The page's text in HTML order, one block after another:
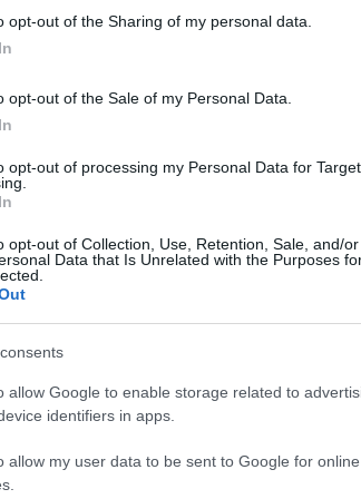
opt-out of the Sharing of my personal data.
opt-out of the Sale of my Personal Data.
opt-out of processing my Personal Data for
opt-out of Collection, Use, Retention, Sale, and/
Data that Is Unrelated with the Purposes
allow Google to enable storage related to
identifiers in apps.
allow my user data to be sent to Google for
érintő szociálpolitikai ügyekért
-, hogy július 1-jétől a Rudolf-kert
valamint csütörtökön 16:00 és
spektrumzavarral élő vagy
halkabb lesz azoknak a
„Ezek a gyerekek nem kevesebbet